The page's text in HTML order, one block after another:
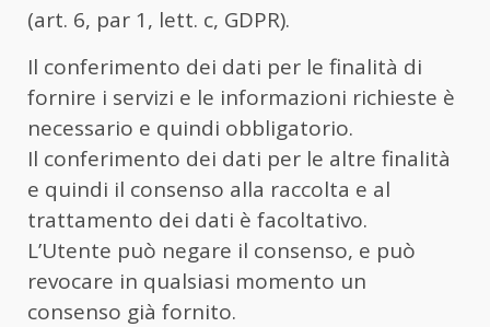
(art. 6, par 1, lett. c, GDPR).
Il conferimento dei dati per le finalità di
fornire i servizi e le informazioni richieste è
necessario e quindi obbligatorio.
Il conferimento dei dati per le altre finalità
e quindi il consenso alla raccolta e al
trattamento dei dati è facoltativo.
L’Utente può negare il consenso, e può
revocare in qualsiasi momento un
consenso già fornito.